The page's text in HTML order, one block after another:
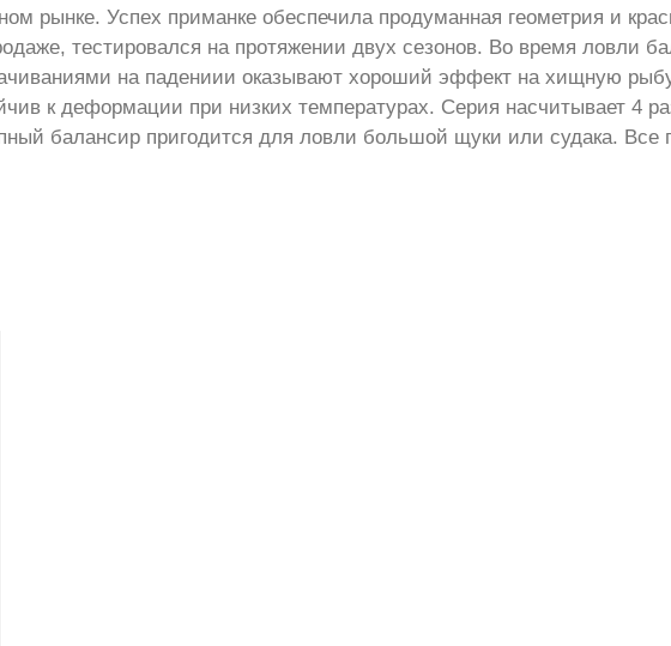
рынке. Успех приманке обеспечила продуманная геометрия и
тестировался на протяжении двух сезонов. Во время ловли
на падениии оказывают хороший эффект на хищную
к деформации при низких температурах. Серия насчитывает 4
балансир пригодится для ловли большой щуки или судака. Все